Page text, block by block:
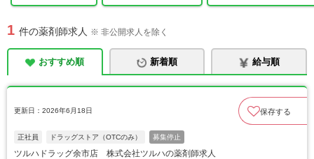
1 件の薬剤師求人 ※ 非公開求人を除く
おすすめ順 新着順 給与順
更新日：2026年6月18日 保存する
正社員 ドラッグストア（OTCのみ） 募集停止
ツルハドラッグ余市店 株式会社ツルハの薬剤師求人